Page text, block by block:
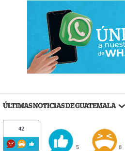
ÚLTIMAS NOTICIAS DE GUATEMALA
42
5 8